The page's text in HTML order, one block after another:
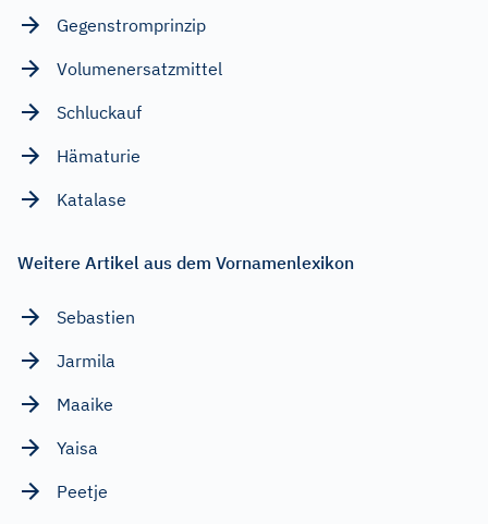
Gegenstromprinzip
Volumenersatzmittel
Schluckauf
Hämaturie
Katalase
Weitere Artikel aus dem Vornamenlexikon
Sebastien
Jarmila
Maaike
Yaisa
Peetje